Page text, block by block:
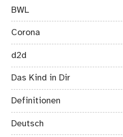
BWL
Corona
d2d
Das Kind in Dir
Definitionen
Deutsch